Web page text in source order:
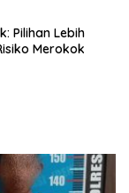
Pilihan Lebih
Merokok